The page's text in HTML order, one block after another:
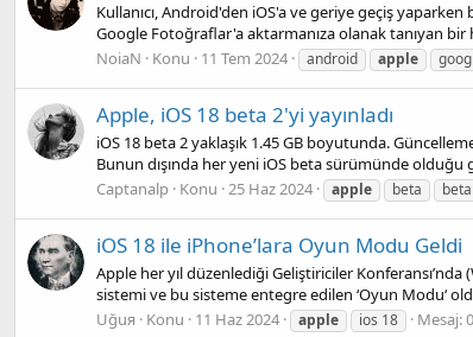
Kullanıcı, Android'den iOS'a ve geriye geçiş
Google Fotoğraflar'a aktarmanıza olanak tanıyan bir
NoiaN
Konu 11 Tem 2024 android apple
Apple, iOS 18 beta 2'yi yayınladı
iOS 18 beta 2 yaklaşık 1.45 GB boyutunda.
Bunun dışında her yeni iOS beta sürümünde olduğu
Captanalp Konu 25 Haz 2024 apple beta
iOS 18 ile iPhone’lara Oyun Modu Geldi
Apple her yıl düzenlediği Geliştiriciler
sistemi ve bu sisteme entegre edilen ‘Oyun Modu‘
Uğuя
Konu 11 Haz 2024 apple ios 18 Mesaj: 0